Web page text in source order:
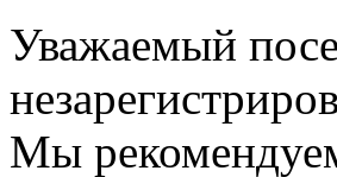
Уважаемый
Мы